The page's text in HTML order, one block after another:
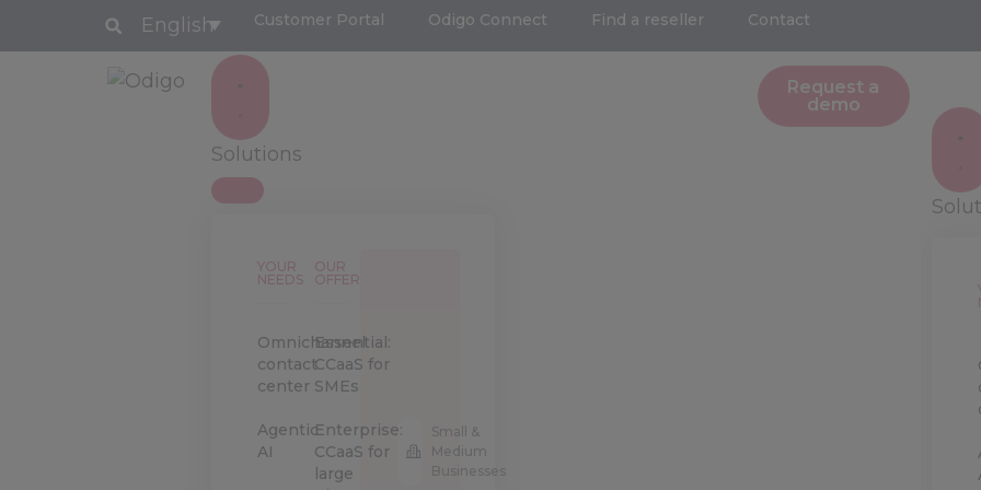
English Customer Portal Odigo Connect Find a reseller Contact
Solutions
YOUR
NEEDS
Omnichannel
contact
center
Agentic
AI
OUR
OFFERS
Essential:
CCaaS for
SMEs
Enterprise:
CCaaS for
large
Small &
Medium
Businesses
Request a
demo